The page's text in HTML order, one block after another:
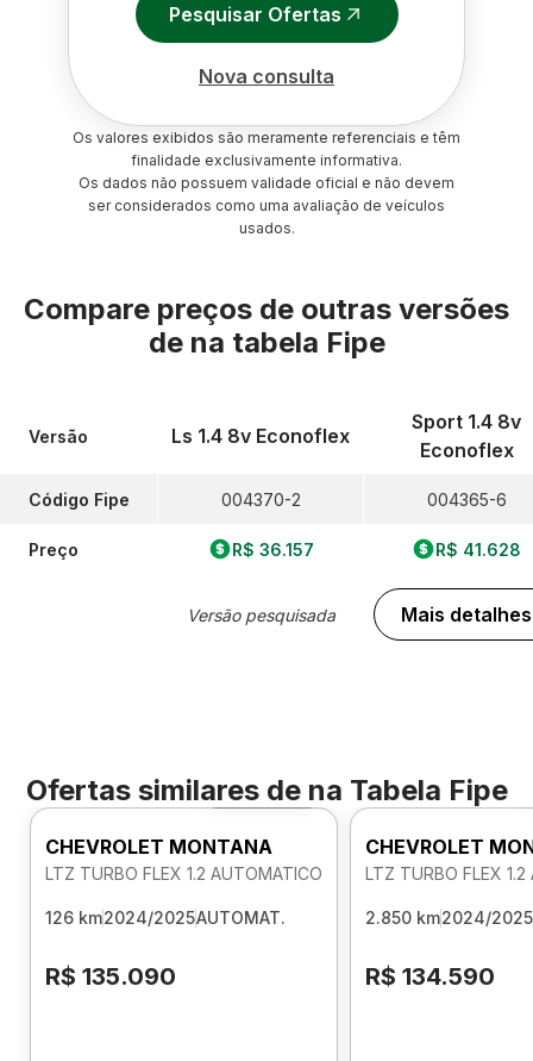
Pesquisar Ofertas
Nova consulta
Os valores exibidos são meramente referenciais e têm
finalidade exclusivamente informativa.
Os dados não possuem validade oficial e não devem
ser considerados como uma avaliação de veículos
usados.
Compare preços de outras versões
de na tabela Fipe
Versão
Código Fipe
Preço
Ls 1.4 8v Econoflex
004370-2
R$ 36.157
Versão pesquisada
Sport 1.4 8v
Econoflex
004365-6
R$ 41.628
Mais detalhes
Ofertas similares de na Tabela Fipe
Foto 360º
CHEVROLET MONTANA
LTZ TURBO FLEX 1.2 AUTOMATICO
126 km2024/2025AUTOMAT.
R$ 135.090
CHEVROLET
LTZ TURBO FLEX
2.850 km2024/2025
R$ 134.590